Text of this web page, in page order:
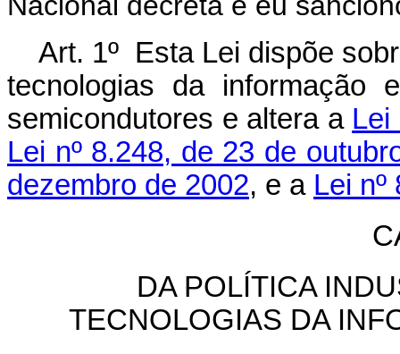
Art. 1º Esta Lei dispõe
tecnologias da
semicondutores e altera a Lei
Lei nº 8.248, de 23 de
dezembro de 2002, e a Lei
DA POLÍTICA
TECNOLOGIAS DA